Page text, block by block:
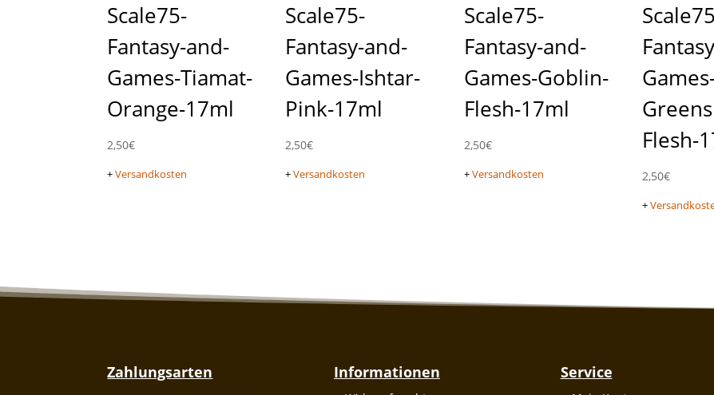
Scale75-
Fantasy-and-
Games-Tiamat-
Orange-17ml
2,50€
+Versandkosten
Scale75-
Fantasy-and-
Games-Ishtar-
Pink-17ml
2,50€
+Versandkosten
Scale75-
Fantasy-and-
Games-Goblin-
Flesh-17ml
2,50€
+Versandkosten
Flesh-
2,50€
+
Zahlungsarten Informationen Service